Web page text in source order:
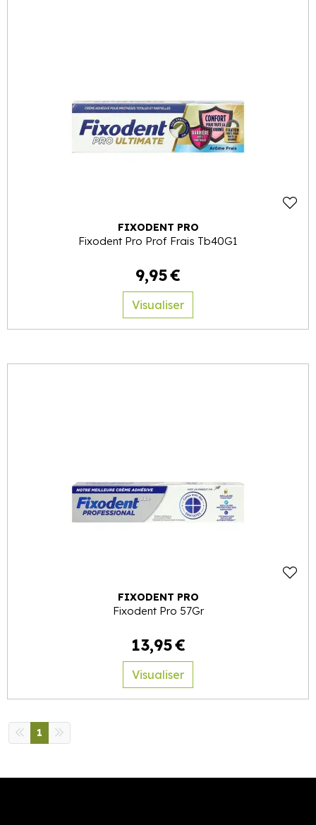
FIXODENT PRO
Fixodent Pro Prof Frais Tb40G1
9,95€
Visualiser
FIXODENT PRO
Fixodent Pro 57Gr
13,95€
Visualiser
1